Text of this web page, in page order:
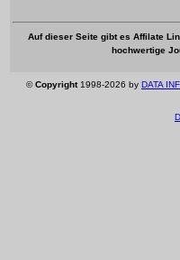
Auf dieser Seite gibt es Affilate
hochwertige
©Copyright1998-2026 by DATA